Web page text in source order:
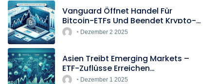
Vanguard Öffnet Handel Für
Bitcoin-ETFs Und Beendet Krypto-
BlockadeDezember 2 2025
Asien Treibt Emerging Markets –
ETF-Zuflüsse Erreichen
Rekordtempo
Dezember 1 2025